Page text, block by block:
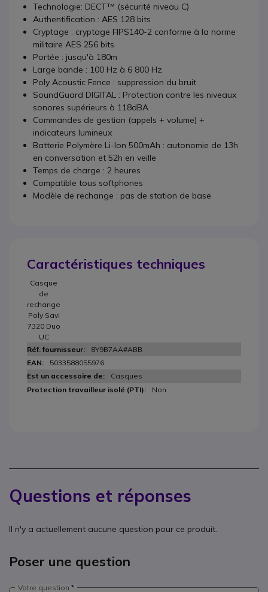
Technologie: DECT™ (sécurité niveau C)
Authentification : AES 128 bits
Cryptage : cryptage FIPS140-2 conforme à la norme
militaire AES 256 bits
Portée : jusqu'à 180m
Large bande : 100 Hz à 6 800 Hz
Poly Acoustic Fence : suppression du bruit
SoundGuard DIGITAL : Protection contre les niveaux
sonores supérieurs à 118dBA
Commandes de gestion (appels + volume) +
indicateurs lumineux
Batterie Polymère Li-Ion 500mAh : autonomie de 13h
en conversation et 52h en veille
Temps de charge : 2 heures
Compatible tous softphones
Modèle de rechange : pas de station de base
Caractéristiques techniques
Casque
de
rechange
Poly Savi
7320 Duo
UC
8Y9B7AA#ABB
5033588055976
Casques
Non
Questions et réponses
Il n'y a actuellement aucune question pour ce produit.
Poser une question
Votre question